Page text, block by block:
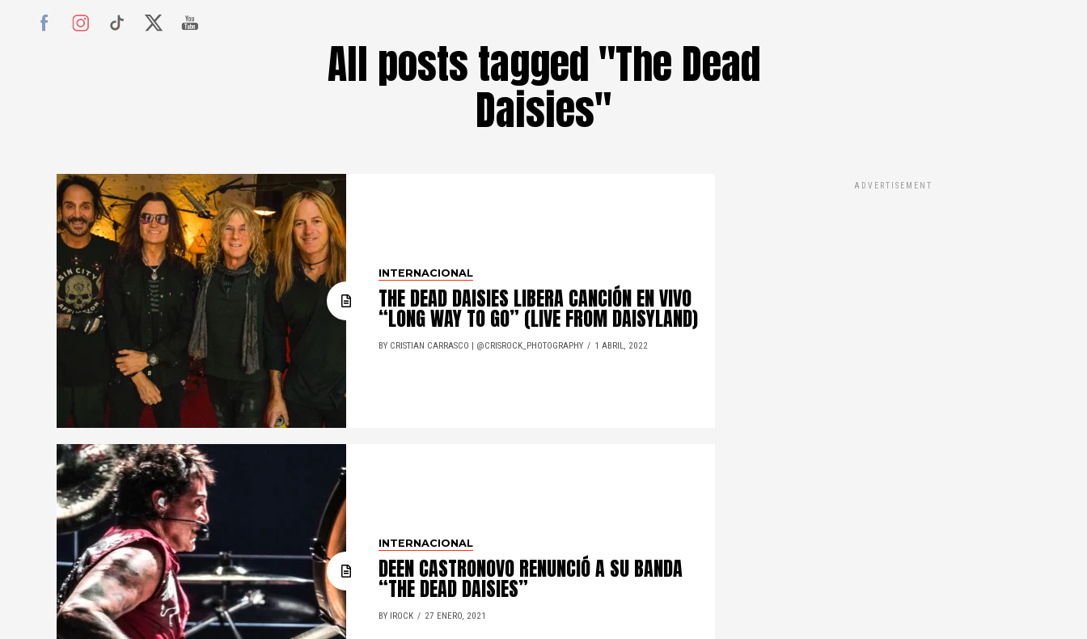
All posts tagged "The Dead
Daisies"
INTERNACIONAL
THE DEAD DAISIES LIBERA CANCIÓN EN VIVO
“LONG WAY TO GO” (LIVE FROM DAISYLAND)
BY CRISTIAN CARRASCO | @CRISROCK_PHOTOGRAPHY 1 ABRIL, 2022
INTERNACIONAL
DEEN CASTRONOVO RENUNCIÓ A SU BANDA
“THE DEAD DAISIES”
BY IROCK 27 ENERO, 2021
ADVERTISEMENT